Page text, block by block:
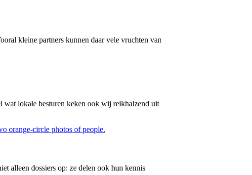
kleine partners kunnen daar vele vruchten van
wat lokale besturen keken ook wij reikhalzend uit
alleen dossiers op: ze delen ook hun kennis